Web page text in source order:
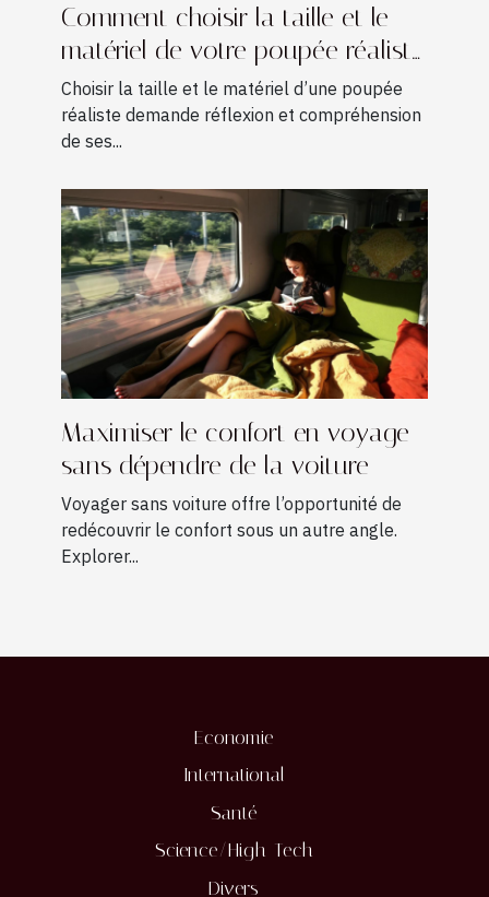
Comment choisir la taille et le
matériel de votre poupée réaliste
?
Choisir la taille et le matériel d’une poupée
réaliste demande réflexion et compréhension
de ses...
Maximiser le confort en voyage
sans dépendre de la voiture
Voyager sans voiture offre l’opportunité de
redécouvrir le confort sous un autre angle.
Explorer...
Economie
International
Santé
Science/High-Tech
Divers